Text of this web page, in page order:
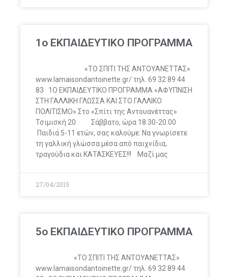
1o ΕΚΠΑΙΔΕΥΤΙΚΟ ΠΡΟΓΡΑΜΜΑ
«ΤΟ ΣΠΙΤΙ ΤΗΣ ΑΝΤΟΥΑΝΕΤΤΑΣ»
www.lamaisondantoinette.gr/ τηλ. 69 32 89 44
83 1Ο ΕΚΠΑΙΔΕΥΤΙΚΟ ΠΡΟΓΡΑΜΜΑ «ΑΦΥΠΝΙΣΗ
ΣΤΗ ΓΑΛΛΙΚΗ ΓΛΩΣΣΑ ΚΑΙ ΣΤΟ ΓΑΛΛΙΚΟ
ΠΟΛΙΤΙΣΜΟ» Στο «Σπίτι της Αντουανέττας»
Τσιμισκή 20 Σάββατο, ώρα 18.30-20.00
Παιδιά 5-11 ετών, σας καλούμε: Να γνωρίσετε
τη γαλλική γλώσσα μέσα από παιχνίδια,
τραγούδια και ΚΑΤΑΣΚΕΥΕΣ!!! Μαζί μας
27/04/2015
5o ΕΚΠΑΙΔΕΥΤΙΚΟ ΠΡΟΓΡΑΜΜΑ
«ΤΟ ΣΠΙΤΙ ΤΗΣ ΑΝΤΟΥΑΝΕΤΤΑΣ»
www.lamaisondantoinette.gr/ τηλ. 69 32 89 44